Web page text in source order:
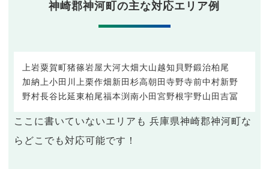
神崎郡神河町の主な対応エリア例
上岩粟賀町猪篠岩屋大河大畑大山越知 貝野鍛治柏尾
加納 上小田 川上栗作畑新田杉高朝田寺野寺前中村新野
野村長谷比延東柏尾福本渕南小田宮野根宇野山田吉冨
ここに書いていないエリアも 兵庫県神崎郡神河町な
らどこでも対応可能です！